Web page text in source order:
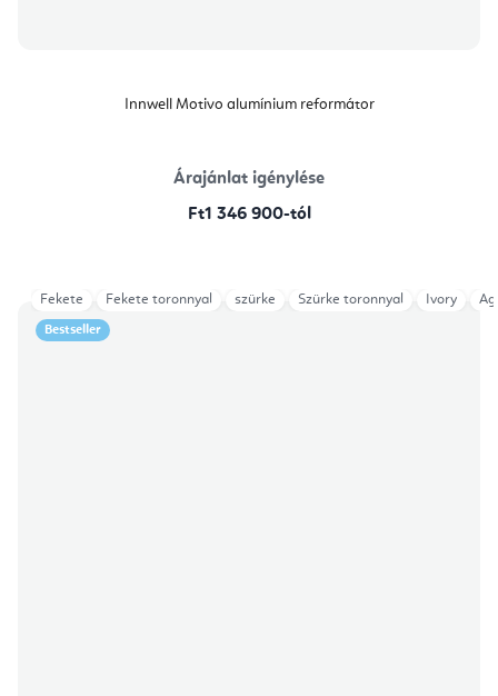
Innwell Motivo alumínium reformátor
Árajánlat igénylése
Ft1 346 900-tól
Bestseller
Fekete Fekete toronnyal szürke Szürke toronnyal Ivory